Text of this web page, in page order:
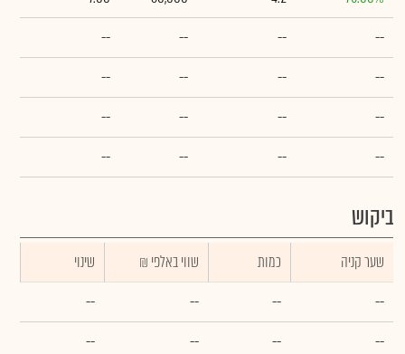
--
--
--
--
--
--
--
--
--
--
--
--
--
--
--
--
ביקוש
שער קניה כמות ₪ שווי באלפי
שינוי
--
--
--
--
--
--
--
--